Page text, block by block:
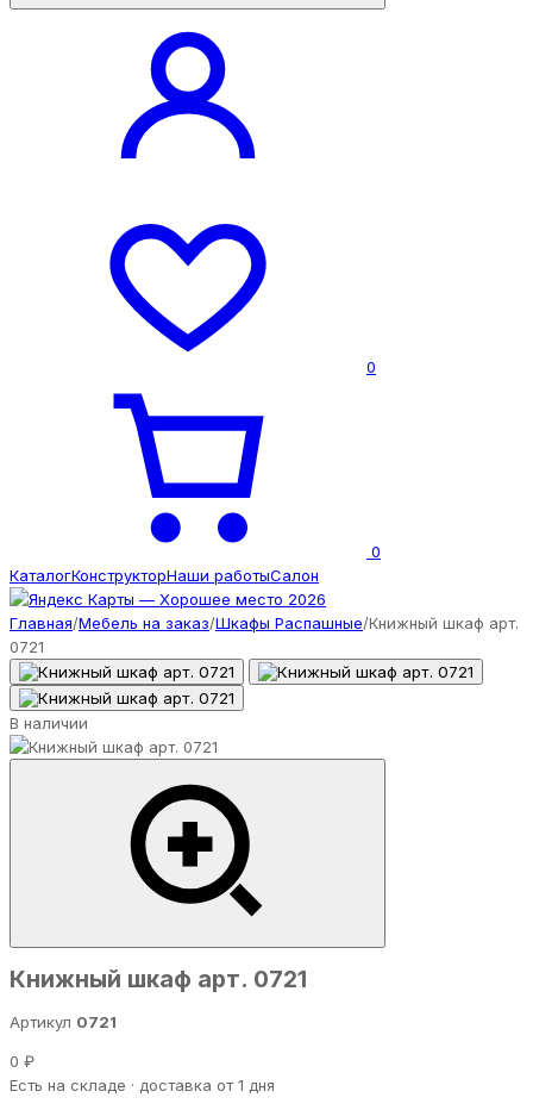
0
0
КаталогКонструкторНаши работыСалон
Главная/Мебель на заказ/Шкафы Распашные/Книжный шкаф арт.
0721
В наличии
Книжный шкаф арт. 0721
Артикул 0721
0 ₽
Есть на складе · доставка от 1 дня